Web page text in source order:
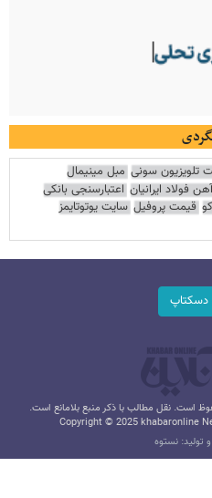
تلویزیون سونی مبل مینیمال
فولاد ایرانیان اعتبارسنجی بانکی
قیمت پروفیل سایت یوتوتایمز
است. نقل مطالب با ذکر منبع بلامانع است.
Copyright © 2025 khabaronline
تولید: نستوه